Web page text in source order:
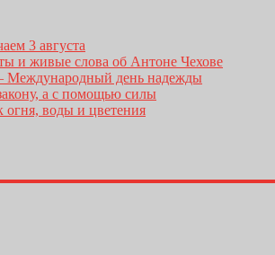
3 августа
и живые слова об Антоне Чехове
Международный день надежды
а с помощью силы
огня, воды и цветения